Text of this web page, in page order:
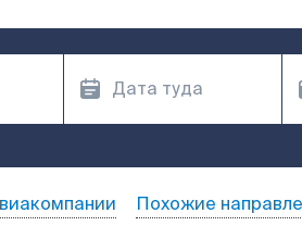
Похожие